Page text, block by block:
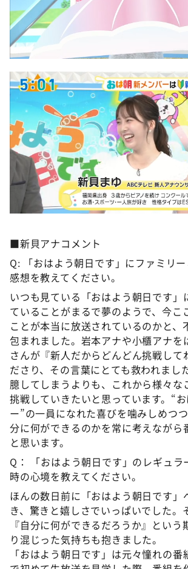
■新貝アナコメント
Q: 「おはよう朝日です」にファミリ
感想を教えてください。
いつも見ている「おはよう朝日です」
ていることがまるで夢のようで、今こ
ことが本当に放送されているのかと、
包まれました。岩本アナや小櫃アナを
さんが『新人だからどんどん挑戦して
ださり、その言葉にとても救われまし
臆してしまうよりも、これから様々な
挑戦していきたいと思っています。“
ー”の一員になれた喜びを噛みしめつ
分に何ができるのかを常に考えながら
と思います。
Q： 「おはよう朝日です」のレギュラ
時の心境を教えてください。
ほんの数日前に「おはよう朝日です」
き、驚きと嬉しさでいっぱいでした。
『自分に何ができるだろうか』という
り混じった気持ちも抱きました。
「おはよう朝日です」は元々憧れの